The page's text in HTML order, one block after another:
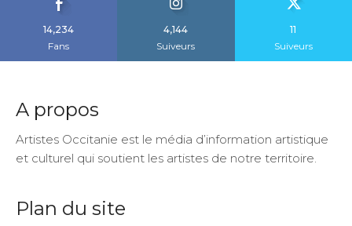
14,234
Fans
4,144
Suiveurs
11
Suiveurs
A propos
Artistes Occitanie est le média d’information artistique
et culturel qui soutient les artistes de notre territoire.
Plan du site